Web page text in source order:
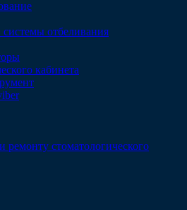
отбеливания
кабинета
ремонту стоматологического